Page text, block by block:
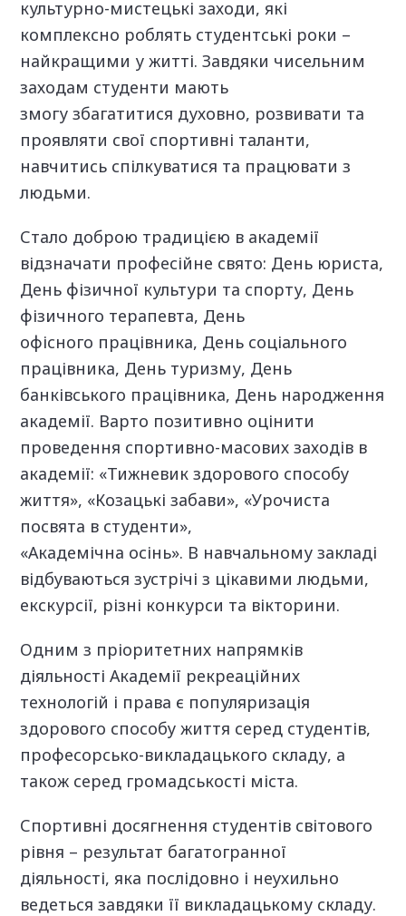
культурно-мистецькі заходи, які
комплексно роблять студентські роки –
найкращими у житті. Завдяки чисельним
заходам студенти мають
змогу збагатитися духовно, розвивати та
проявляти свої спортивні таланти,
навчитись спілкуватися та працювати з
людьми.
Стало доброю традицією в академії
відзначати професійне свято: День юриста,
День фізичної культури та спорту, День
фізичного терапевта, День
офісного працівника, День соціального
працівника, День туризму, День
банківського працівника, День народження
академії. Варто позитивно оцінити
проведення спортивно-масових заходів в
академії: «Тижневик здорового способу
життя», «Козацькі забави», «Урочиста
посвята в студенти»,
«Академічна осінь». В навчальному закладі
відбуваються зустрічі з цікавими людьми,
екскурсії, різні конкурси та вікторини.
Одним з пріоритетних напрямків
діяльності Академії рекреаційних
технологій і права є популяризація
здорового способу життя серед студентів,
професорсько-викладацького складу, а
також серед громадськості міста.
Спортивні досягнення студентів світового
рівня – результат багатогранної
діяльності, яка послідовно і неухильно
ведеться завдяки її викладацькому складу.